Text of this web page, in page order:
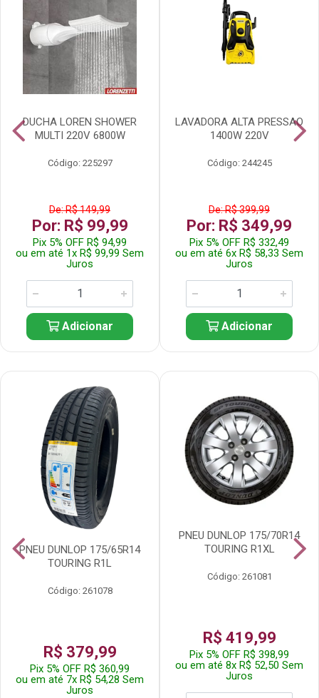
DUCHA LOREN SHOWER
MULTI 220V 6800W
Código: 225297
De: R$ 149,99
Por: R$ 99,99
Pix 5% OFF R$ 94,99
ou em até 1x R$ 99,99 Sem
Juros
Adicionar
LAVADORA ALTA PRESSAO
1400W 220V
Código: 244245
De: R$ 399,99
Por: R$ 349,99
Pix 5% OFF R$ 332,49
ou em até 6x R$ 58,33 Sem
Juros
Adicionar
PNEU DUNLOP 175/65R14
TOURING R1L
Código: 261078
R$ 379,99
Pix 5% OFF R$ 360,99
ou em até 7x R$ 54,28 Sem
Juros
PNEU DUNLOP 175/70R14
TOURING R1XL
Código: 261081
R$ 419,99
Pix 5% OFF R$ 398,99
ou em até 8x R$ 52,50 Sem
Juros